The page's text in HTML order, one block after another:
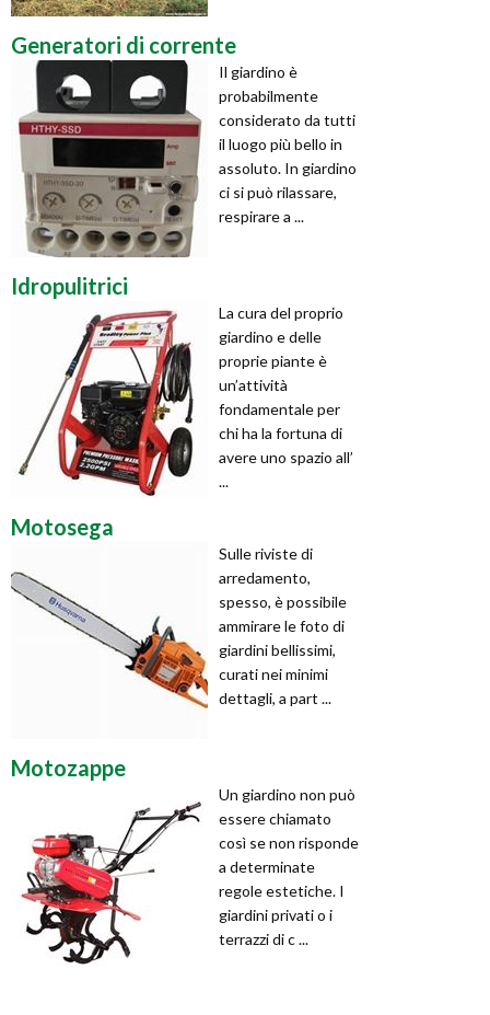
Generatori di corrente
Il giardino è
probabilmente
considerato da tutti
il luogo più bello in
assoluto. In giardino
ci si può rilassare,
respirare a ...
Idropulitrici
La cura del proprio
giardino e delle
proprie piante è
un’attività
fondamentale per
chi ha la fortuna di
avere uno spazio all’
...
Motosega
Sulle riviste di
arredamento,
spesso, è possibile
ammirare le foto di
giardini bellissimi,
curati nei minimi
dettagli, a part ...
Motozappe
Un giardino non può
essere chiamato
così se non risponde
a determinate
regole estetiche. I
giardini privati o i
terrazzi di c ...